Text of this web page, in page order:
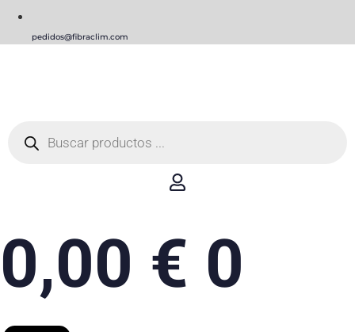
pedidos@fibraclim.com
productos
0,00 € 0